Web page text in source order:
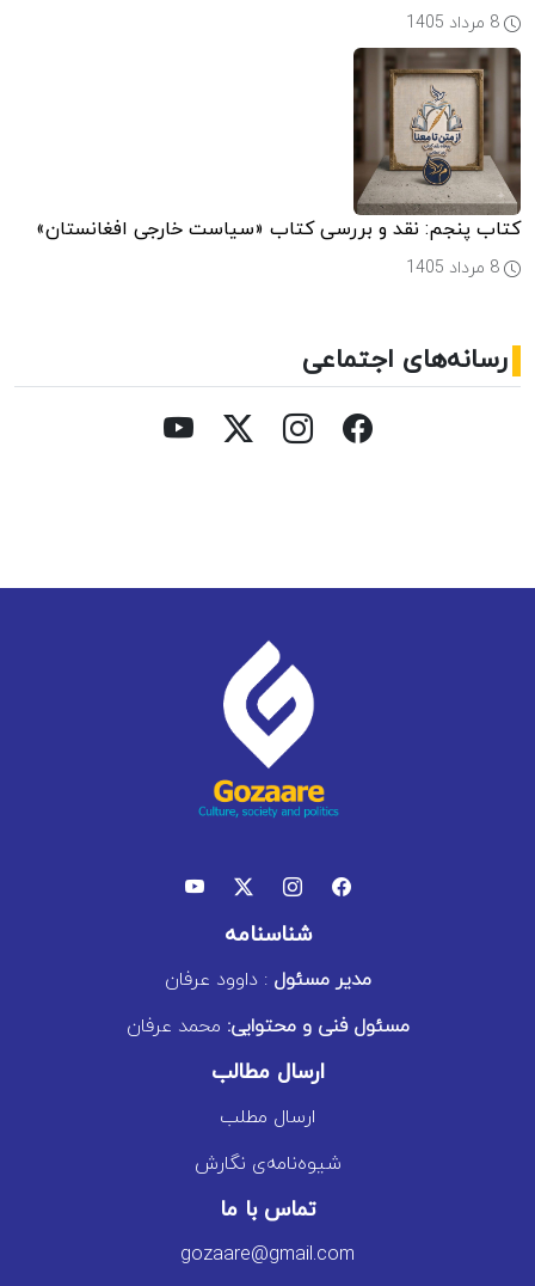
کتاب پنجم: نقد و بررسی کتاب «سیاست خارجی افغانستان»
رسانه‌های اجتماعی
شناسنامه
مدیر مسئول: داوود عرفان
مسئول فنی و محتوایی: محمد عرفان
ارسال مطالب
ارسال مطلب
شیوه‌نامه‌ی نگارش
تماس با ما
gozaare@gmail.com